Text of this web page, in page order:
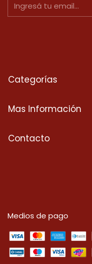
Categorías
Mas Información
Contacto
Medios de pago